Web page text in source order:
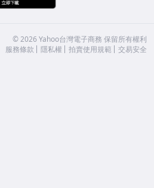
©2026 Yahoo台灣電子商務 保留所有權利
服務條款
隱私權 拍賣使用規範 交易安全